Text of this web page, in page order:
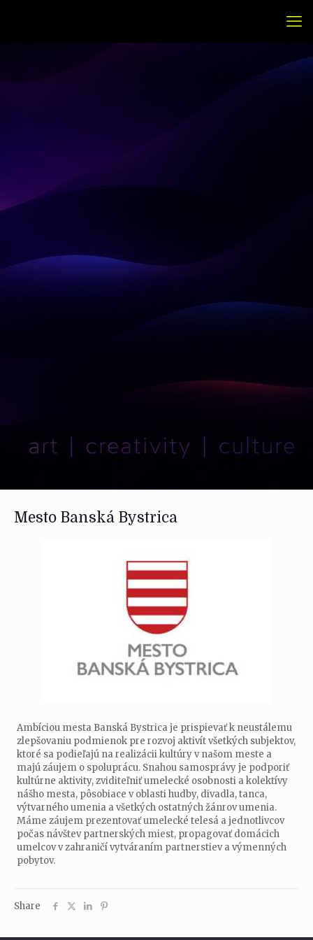
Mesto Banská Bystrica
Ambíciou mesta Banská Bystrica je prispievať k neustálemu
zlepšovaniu podmienok pre rozvoj aktivít všetkých subjektov,
ktoré sa podieľajú na realizácii kultúry v našom meste a
majú záujem o spoluprácu. Snahou samosprávy je podporiť
kultúrne aktivity, zviditeľniť umelecké osobnosti a kolektívy
nášho mesta, pôsobiace v oblasti hudby, divadla, tanca,
výtvarného umenia a všetkých ostatných žánrov umenia.
Máme záujem prezentovať umelecké telesá a jednotlivcov
počas návštev partnerských miest, propagovať domácich
umelcov v zahraničí vytváraním partnerstiev a výmenných
pobytov.
Share